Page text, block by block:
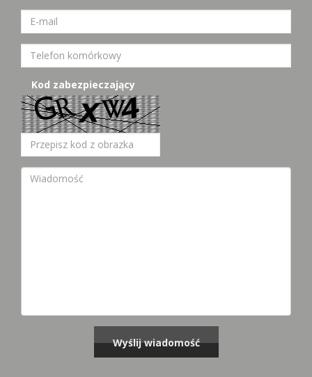
Kod zabezpieczający